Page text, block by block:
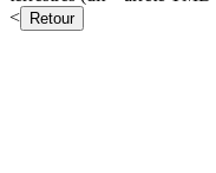
<
Retour